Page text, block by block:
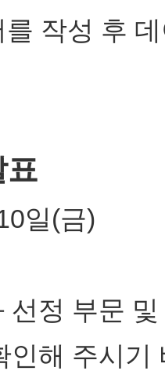
작성 후
일(금)
선정 부문
인해 주시기